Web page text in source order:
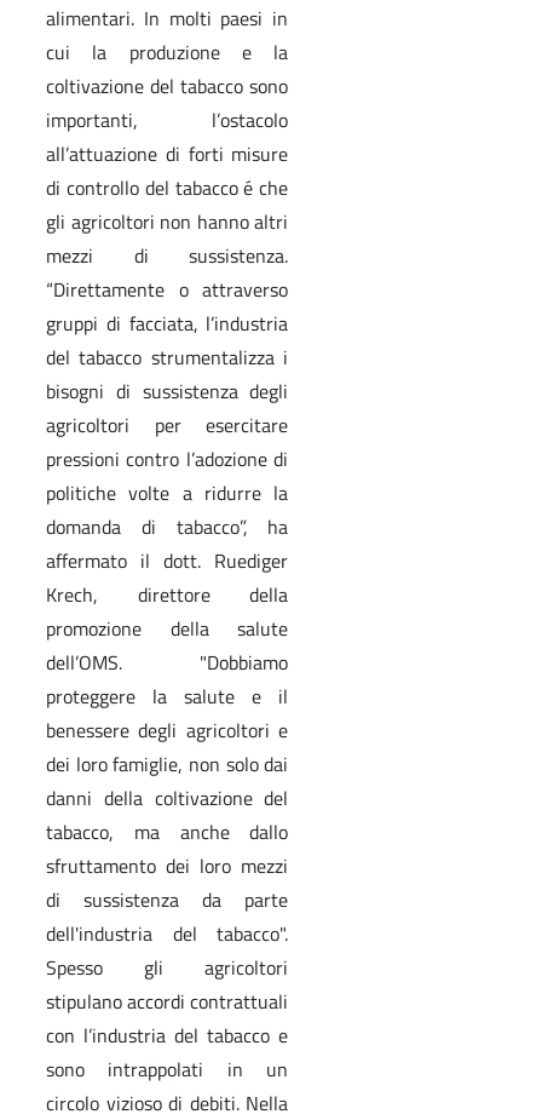
alimentari. In molti paesi in
cui la produzione e la
coltivazione del tabacco sono
importanti, l’ostacolo
all’attuazione di forti misure
di controllo del tabacco é che
gli agricoltori non hanno altri
mezzi di sussistenza.
“Direttamente o attraverso
gruppi di facciata, l’industria
del tabacco strumentalizza i
bisogni di sussistenza degli
agricoltori per esercitare
pressioni contro l’adozione di
politiche volte a ridurre la
domanda di tabacco”, ha
affermato il dott. Ruediger
Krech, direttore della
promozione della salute
dell’OMS. "Dobbiamo
proteggere la salute e il
benessere degli agricoltori e
dei loro famiglie, non solo dai
danni della coltivazione del
tabacco, ma anche dallo
sfruttamento dei loro mezzi
di sussistenza da parte
dell'industria del tabacco".
Spesso gli agricoltori
stipulano accordi contrattuali
con l’industria del tabacco e
sono intrappolati in un
circolo vizioso di debiti. Nella